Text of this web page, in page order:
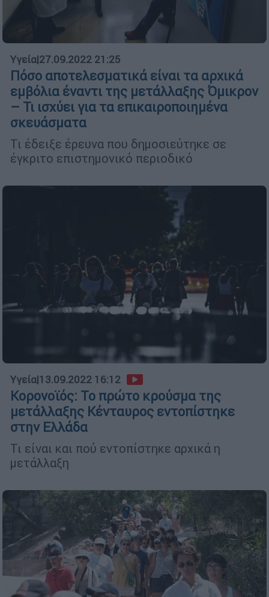
Υγεία|27.09.2022 21:25
Πόσο αποτελεσματικά είναι τα αρχικά
εμβόλια έναντι της μετάλλαξης Όμικρον
– Τι ισχύει για τα επικαιροποιημένα
σκευάσματα
Τι έδειξε έρευνα που δημοσιεύτηκε σε
έγκριτο επιστημονικό περιοδικό
Υγεία|13.09.2022 16:12
Κορονοϊός: Το πρώτο κρούσμα της
μετάλλαξης Κένταυρος εντοπίστηκε
στην Ελλάδα
Τι είναι και πού εντοπίστηκε αρχικά η
μετάλλαξη